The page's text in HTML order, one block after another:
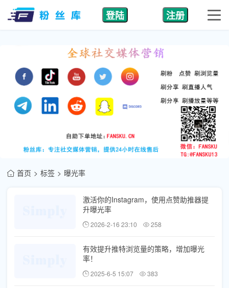
登陆 注册
首页 标签 曝光率
激活你的Instagram，使用点赞助推器提
升曝光率
2026-2-16 23:10 258
有效提升推特浏览量的策略，增加曝光
率！
2025-6-5 15:07 383